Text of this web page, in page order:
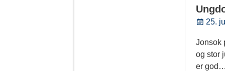
b
o
t
t
e
r
25.
Jonsok
og stor
er